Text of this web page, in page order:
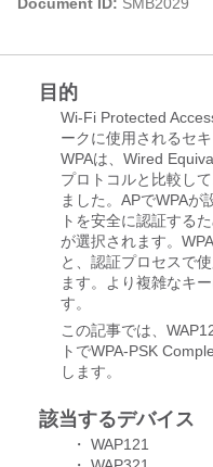
目的
Wi-Fi Protected
ークに使用されるセ
WPAは、Wired
プロトコルと比較し
ました。APでWPAが
トを安全に認証する
が選択されます。
と、認証プロセスで
ます。より複雑なキ
す。
この記事では、
トでWPA-PSK
します。
該当するデバイス
・ WAP121